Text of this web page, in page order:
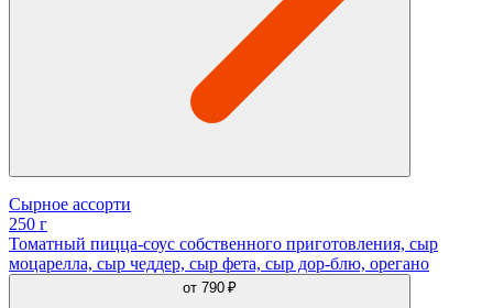
Сырное ассорти
250 г
Томатный пицца-соус собственного приготовления, сыр
моцарелла, сыр чеддер, сыр фета, сыр дор-блю, орегано
от 790 ₽